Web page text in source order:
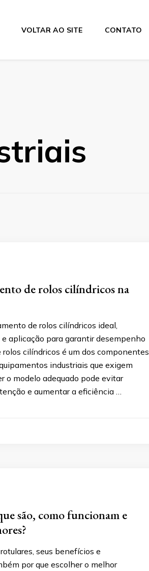
VOLTAR AO SITE CONTATO
de rolos cilíndricos na
de rolos cilíndricos ideal,
aplicação para garantir desempenho
cilíndricos é um dos componentes
industriais que exigem
o modelo adequado pode evitar
e aumentar a eficiência …
são, como funcionam e
seus benefícios e
por que escolher o melhor